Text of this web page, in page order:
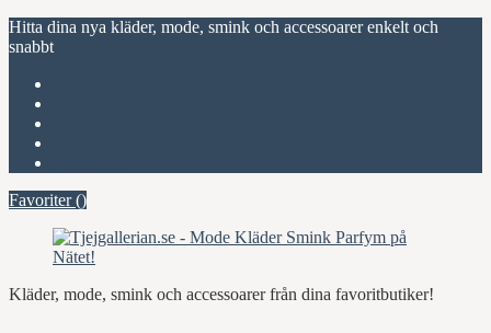
Hitta dina nya kläder, mode, smink och accessoarer enkelt och
snabbt
Favoriter ()
Kläder, mode, smink och accessoarer från dina favoritbutiker!